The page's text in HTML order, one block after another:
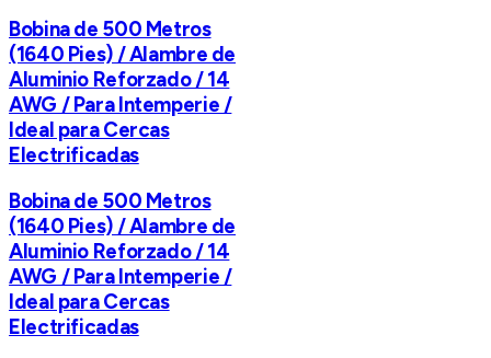
Bobina de 500 Metros
(1640 Pies) / Alambre de
Aluminio Reforzado / 14
AWG / Para Intemperie /
Ideal para Cercas
Electrificadas
Bobina de 500 Metros
(1640 Pies) / Alambre de
Aluminio Reforzado / 14
AWG / Para Intemperie /
Ideal para Cercas
Electrificadas